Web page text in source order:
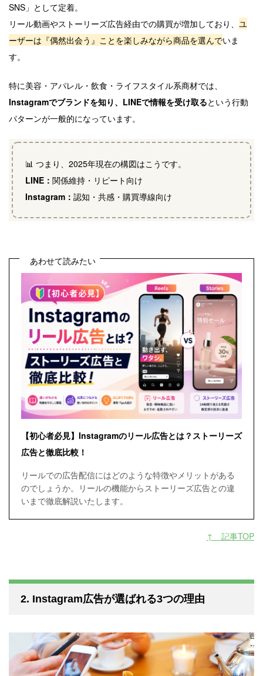
SNS」として定着。
リール動画やストーリーズ広告経由での購買が増加しており、 ユ
ーザーは『偶然出会う』ことを楽しみながら商品を選んでいま
す。
特に美容・アパレル・飲食・ライフスタイル系商材では、
Instagramでブランドを知り、LINEで情報を受け取るという行動
パターンが一般的になっています。
📊 つまり、2025年現在の構図はこうです。
LINE： 関係維持・リピート向け
Instagram： 認知・共感・購買導線向け
あわせて読みたい
【初心者必見】Instagramのリール広告とは？ストーリーズ
広告と徹底比較！
リールでの広告配信にはどのような特徴やメリットがある
のでしょうか。リールの機能からストーリーズ広告との違
いまで徹底解説いたします。
↑ 記事TOP
2. Instagram広告が選ばれる3つの理由